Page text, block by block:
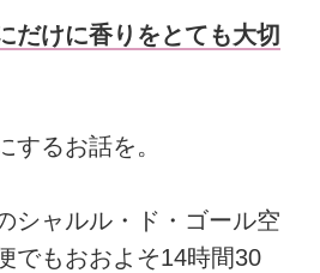
だけに香りをとても大切
するお話を。
シャルル・ド・ゴール空
でもおおよそ14時間30